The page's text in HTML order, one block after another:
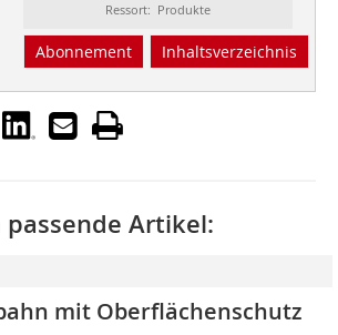
Ressort: Produkte
Abonnement Inhaltsverzeichnis
Artikel:
mit Oberflächenschutz